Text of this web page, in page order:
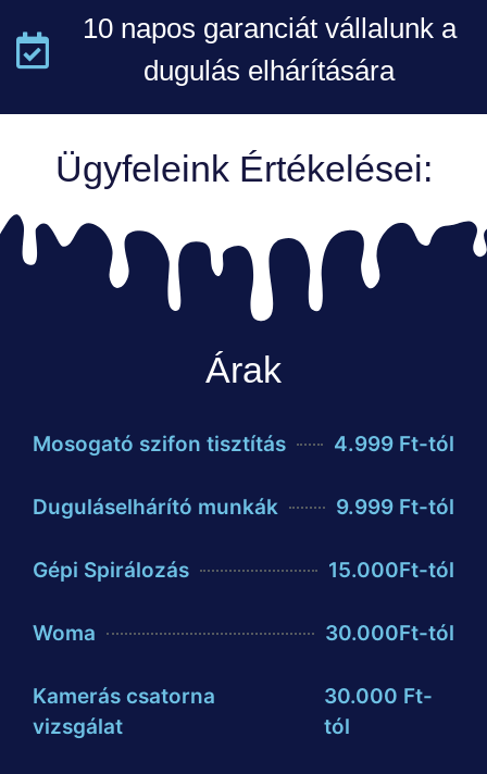
10 napos garanciát vállalunk a
dugulás elhárítására
Ügyfeleink Értékelései:
Árak
Mosogató szifon tisztítás 4.999 Ft-tól
Duguláselhárító munkák 9.999 Ft-tól
Gépi Spirálozás 15.000Ft-tól
Woma 30.000Ft-tól
Kamerás csatorna
vizsgálat
30.000 Ft-
tól